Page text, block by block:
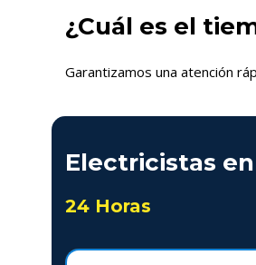
¿Cuál es el
Garantizamos una atención
Electricistas
24 Horas